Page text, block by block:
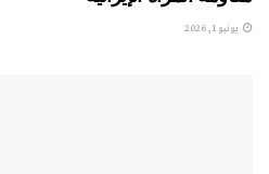
يونيو 1, 2026